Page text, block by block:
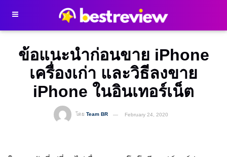
ข้อแนะนำก่อนขาย iPhone
เครื่องเก่า และวิธีลงขาย
iPhone ในอินเทอร์เน็ต
โดย Team BR February 24, 2020